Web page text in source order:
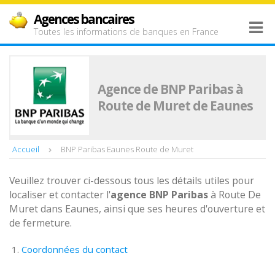
Agences bancaires
Toutes les informations de banques en France
Agence de BNP Paribas à
Route de Muret de Eaunes
Accueil BNP Paribas Eaunes Route de Muret
Veuillez trouver ci-dessous tous les détails utiles pour
localiser et contacter l'agence BNP Paribasà Route De
Muret dans Eaunes, ainsi que ses heures d'ouverture et
de fermeture.
Coordonnées du contact